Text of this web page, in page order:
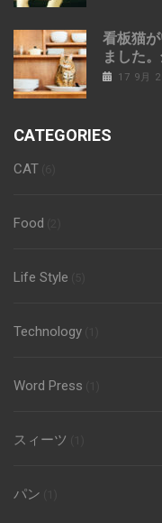
看板猫
ました
17 9月
CATEGORIES
CAT
Food
Life Style
Technology
Word Press
スィーツ
パン